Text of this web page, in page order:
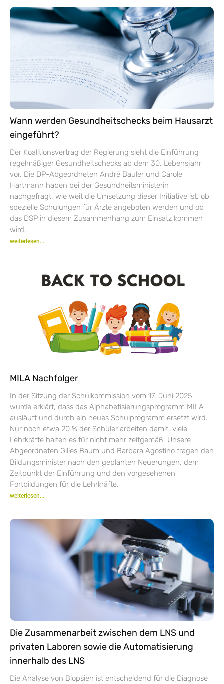
Wann werden Gesundheitschecks beim Hausarzt
eingeführt?
Der Koalitionsvertrag der Regierung sieht die Einführung
regelmäßiger Gesundheitschecks ab dem 30. Lebensjahr
vor. Die DP-Abgeordneten André Bauler und Carole
Hartmann haben bei der Gesundheitsministerin
nachgefragt, wie weit die Umsetzung dieser Initiative ist, ob
spezielle Schulungen für Ärzte angeboten werden und ob
das DSP in diesem Zusammenhang zum Einsatz kommen
wird.
weiterlesen...
MILA Nachfolger
In der Sitzung der Schulkommission vom 17. Juni 2025
wurde erklärt, dass das Alphabetisierungsprogramm MILA
ausläuft und durch ein neues Schulprogramm ersetzt wird.
Nur noch etwa 20 % der Schüler arbeiten damit, viele
Lehrkräfte halten es für nicht mehr zeitgemäß. Unsere
Abgeordneten Gilles Baum und Barbara Agostino fragen den
Bildungsminister nach den geplanten Neuerungen, dem
Zeitpunkt der Einführung und den vorgesehenen
Fortbildungen für die Lehrkräfte.
weiterlesen...
Die Zusammenarbeit zwischen dem LNS und
privaten Laboren sowie die Automatisierung
innerhalb des LNS
Die Analyse von Biopsien ist entscheidend für die Diagnose